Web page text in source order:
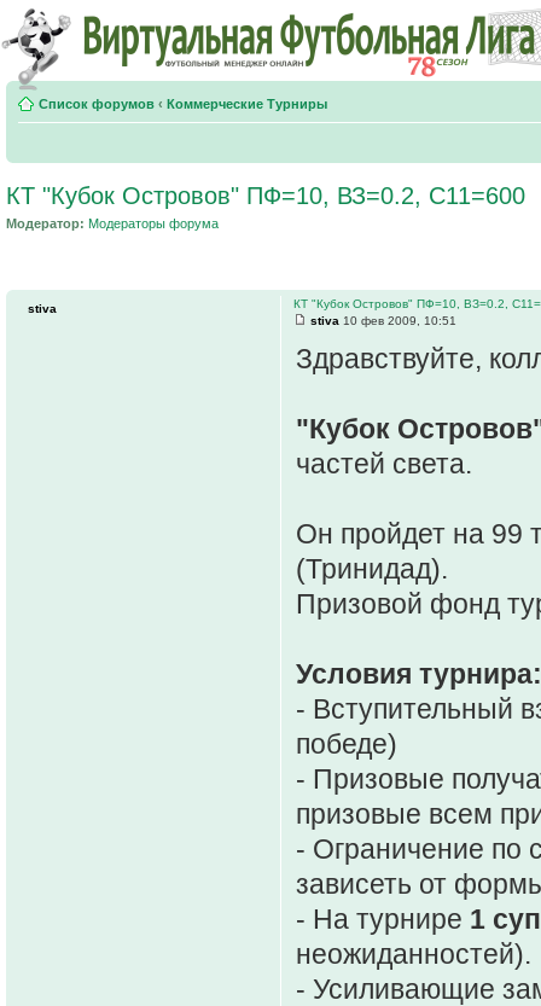
Список форумов ‹ Коммерческие Турниры
КТ "Кубок Островов" ПФ=10, ВЗ=0.2, С11=600
Модератор: Модераторы форума
КТ "Кубок Островов" ПФ=10, ВЗ=0.2,
stiva 10 фев 2009, 10:51
Здравствуйте,
"Кубок
частей света.
Он пройдет на 99
(Тринидад).
Призовой фонд
Условия турнира:
- Вступительный
победе)
- Призовые
призовые всем
- Ограничение по
зависеть от
- На турнире 1
неожиданностей).
- Усиливающие
stiva